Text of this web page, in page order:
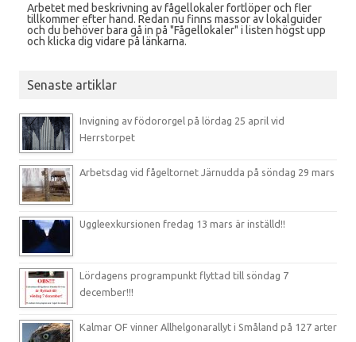
Arbetet med beskrivning av fågellokaler fortlöper och fler
tillkommer efter hand. Redan nu finns massor av lokalguider
och du behöver bara gå in på "Fågellokaler" i listen högst upp
och klicka dig vidare på länkarna.
Senaste artiklar
Invigning av födororgel på lördag 25 april vid
Herrstorpet
Arbetsdag vid fågeltornet Järnudda på söndag 29 mars
Uggleexkursionen fredag 13 mars är inställd!!
Lördagens programpunkt flyttad till söndag 7
december!!!
Kalmar OF vinner Allhelgonarallyt i Småland på 127 arter